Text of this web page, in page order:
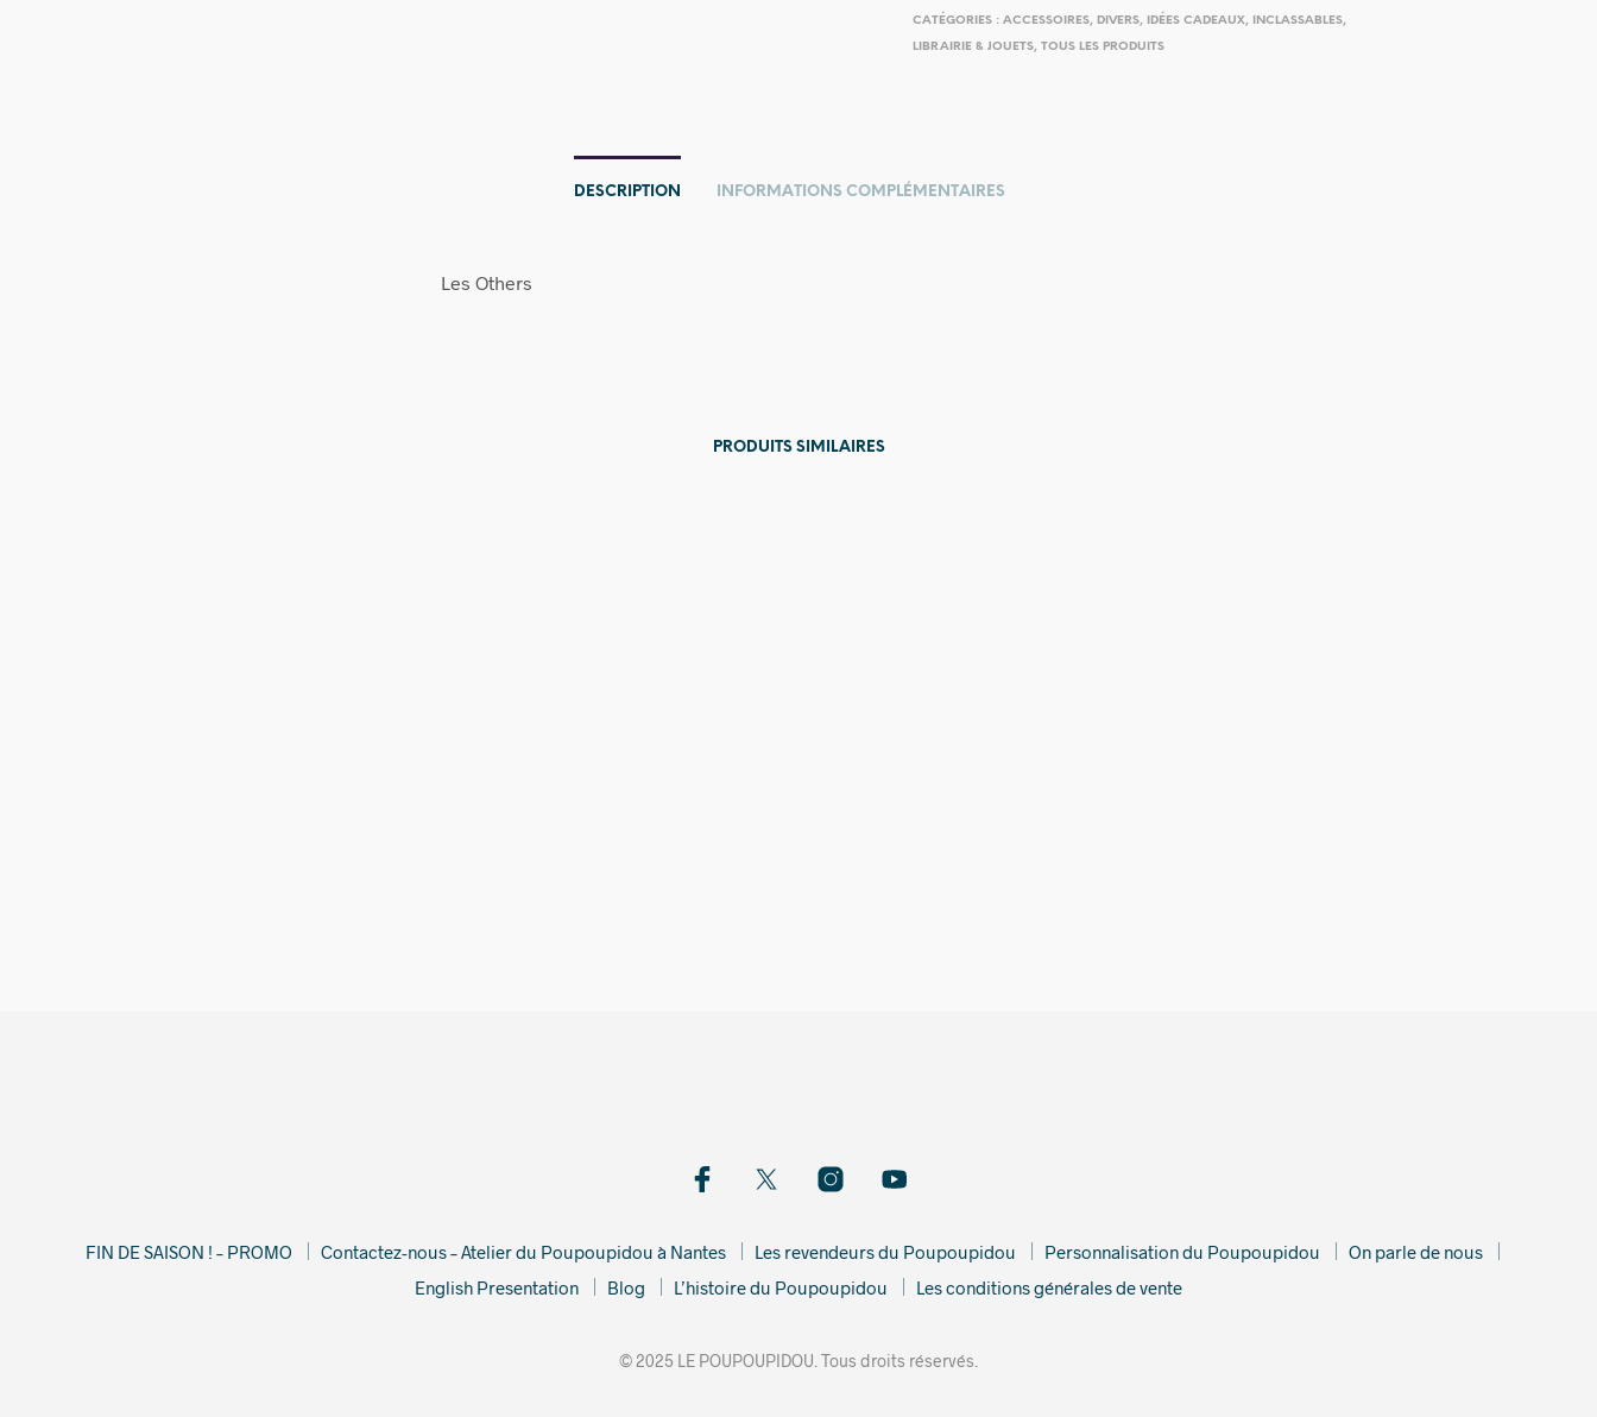
CATÉGORIES :ACCESSOIRES, DIVERS, IDÉES CADEAUX, INCLASSABLES,
LIBRAIRIE & JOUETS,TOUS LES PRODUITS
DESCRIPTION INFORMATIONS COMPLÉMENTAIRES
Les Others
PRODUITS SIMILAIRES
FIN DE SAISON ! – PROMO Contactez-nous – Atelier du Poupoupidou à Nantes Les revendeurs du Poupoupidou Personnalisation du Poupoupidou
On parle de nous
English Presentation
Blog L’histoire du Poupoupidou Les conditions générales de vente
© 2025 LE POUPOUPIDOU. Tous droits réservés.